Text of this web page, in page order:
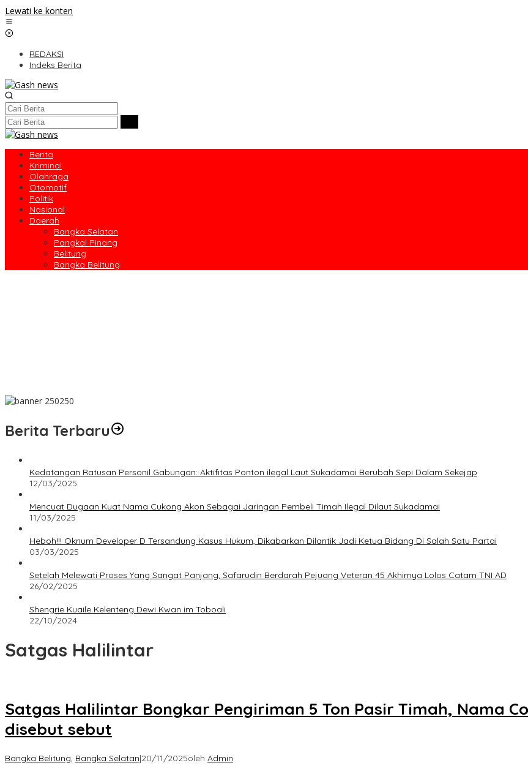
Lewati ke konten
REDAKSI
Indeks Berita
Berita
Kriminal
Olahraga
Otomotif
Politik
Nasional
Daerah
Bangka Selatan
Pangkal Pinang
Belitung
Bangka Belitung
Berita Terbaru
Kedatangan Ratusan Personil Gabungan: Aktifitas Ponton ilegal Laut Sukadamai Berubah Sepi Dalam Sekejap
12/03/2025
Mencuat Dugaan Kuat Nama Cukong Akon Sebagai Jaringan Pembeli Timah Ilegal Dilaut Sukadamai
11/03/2025
Heboh!!! Oknum Developer D Tersandung Kasus Hukum, Dikabarkan Dilantik Jadi Ketua Bidang Di Salah Satu Partai
03/03/2025
Setelah Melewati Proses Yang Sangat Panjang, Safarudin Berdarah Pejuang Veteran 45 Akhirnya Lolos Catam TNI AD
26/02/2025
Shengrie Kuaile Kelenteng Dewi Kwan im Toboali
22/10/2024
Satgas Halilintar
Satgas Halilintar Bongkar Pengiriman 5 Ton Pasir Timah, Nama
disebut sebut
Bangka Belitung, Bangka Selatan|20/11/2025oleh Admin